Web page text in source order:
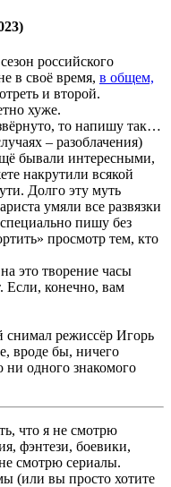
российского
в своё время, в общем,
и второй.
хуже.
то напишу так…
– разоблачения)
бывали интересными,
накрутили всякой
Долго эту муть
умяли все развязки
пишу без
просмотр тем, кто
это творение часы
Если, конечно, вам
снимал режиссёр Игорь
вроде бы, ничего
одного знакомого
что я не смотрю
фэнтези, боевики,
смотрю сериалы.
(или вы просто хотите